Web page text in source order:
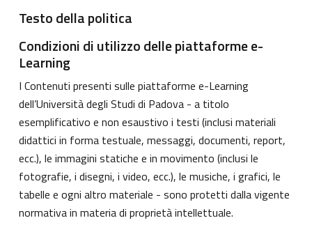
Testo della politica
Condizioni di utilizzo delle piattaforme e-
Learning
I Contenuti presenti sulle piattaforme e-Learning
dell’Università degli Studi di Padova - a titolo
esemplificativo e non esaustivo i testi (inclusi materiali
didattici in forma testuale, messaggi, documenti, report,
ecc.), le immagini statiche e in movimento (inclusi le
fotografie, i disegni, i video, ecc.), le musiche, i grafici, le
tabelle e ogni altro materiale - sono protetti dalla vigente
normativa in materia di proprietà intellettuale.